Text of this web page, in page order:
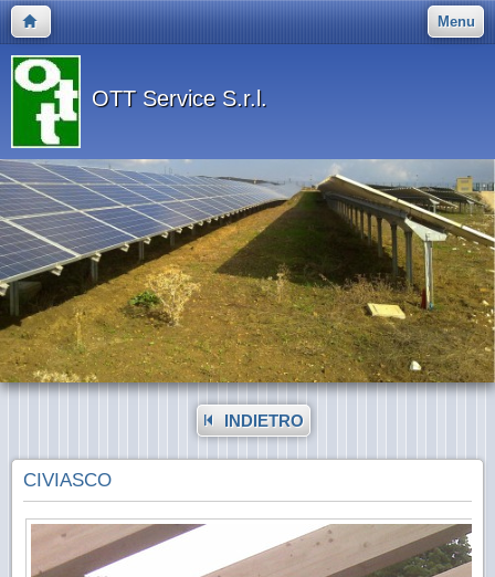
Menu
OTT Service S.r.l.
INDIETRO
CIVIASCO